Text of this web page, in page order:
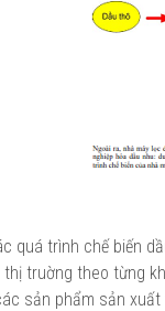
quá trình chế biến
truờng theo từng
sản phẩm sản